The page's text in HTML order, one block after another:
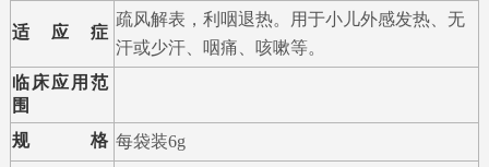
适应症
疏风解表，利咽退热。用于小儿外感发热、无
汗或少汗、咽痛、咳嗽等。
临床应用范
围
规格 每袋装6g